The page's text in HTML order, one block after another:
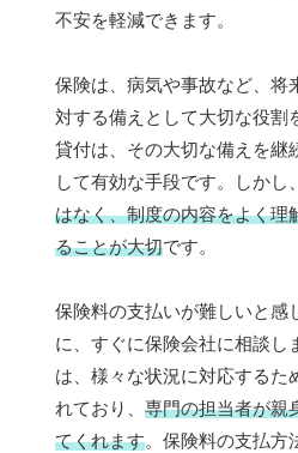
不安を軽減できます。
保険は、病気や事故など、将
対する備えとして大切な役割
貸付は、その大切な備えを継
して有効な手段です。しかし、
はなく、制度の内容をよく理
ることが大切です。
保険料の支払いが難しいと感
に、すぐに保険会社に相談し
は、様々な状況に対応するた
れており、 専門の担当者が親
てくれます。保険料の支払方